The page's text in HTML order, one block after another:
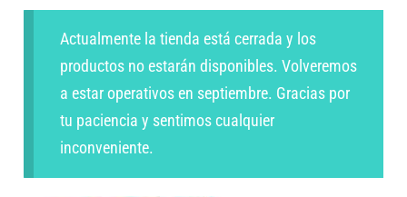
Actualmente la tienda está cerrada y los
productos no estarán disponibles. Volveremos
a estar operativos en septiembre. Gracias por
tu paciencia y sentimos cualquier
inconveniente.